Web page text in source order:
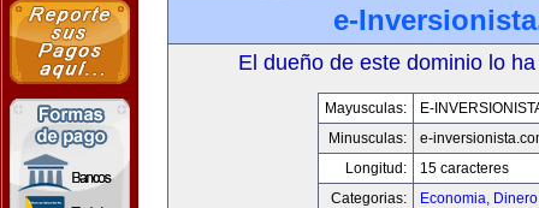
e-
El dueño de este dominio lo
Mayusculas:
E-
Minusculas:
e-
Longitud:
15 caracteres
Categorias:
Economia,